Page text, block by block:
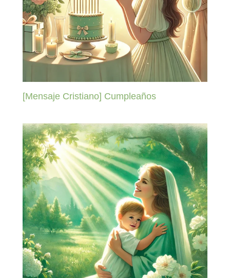
[Mensaje Cristiano] Cumpleaños